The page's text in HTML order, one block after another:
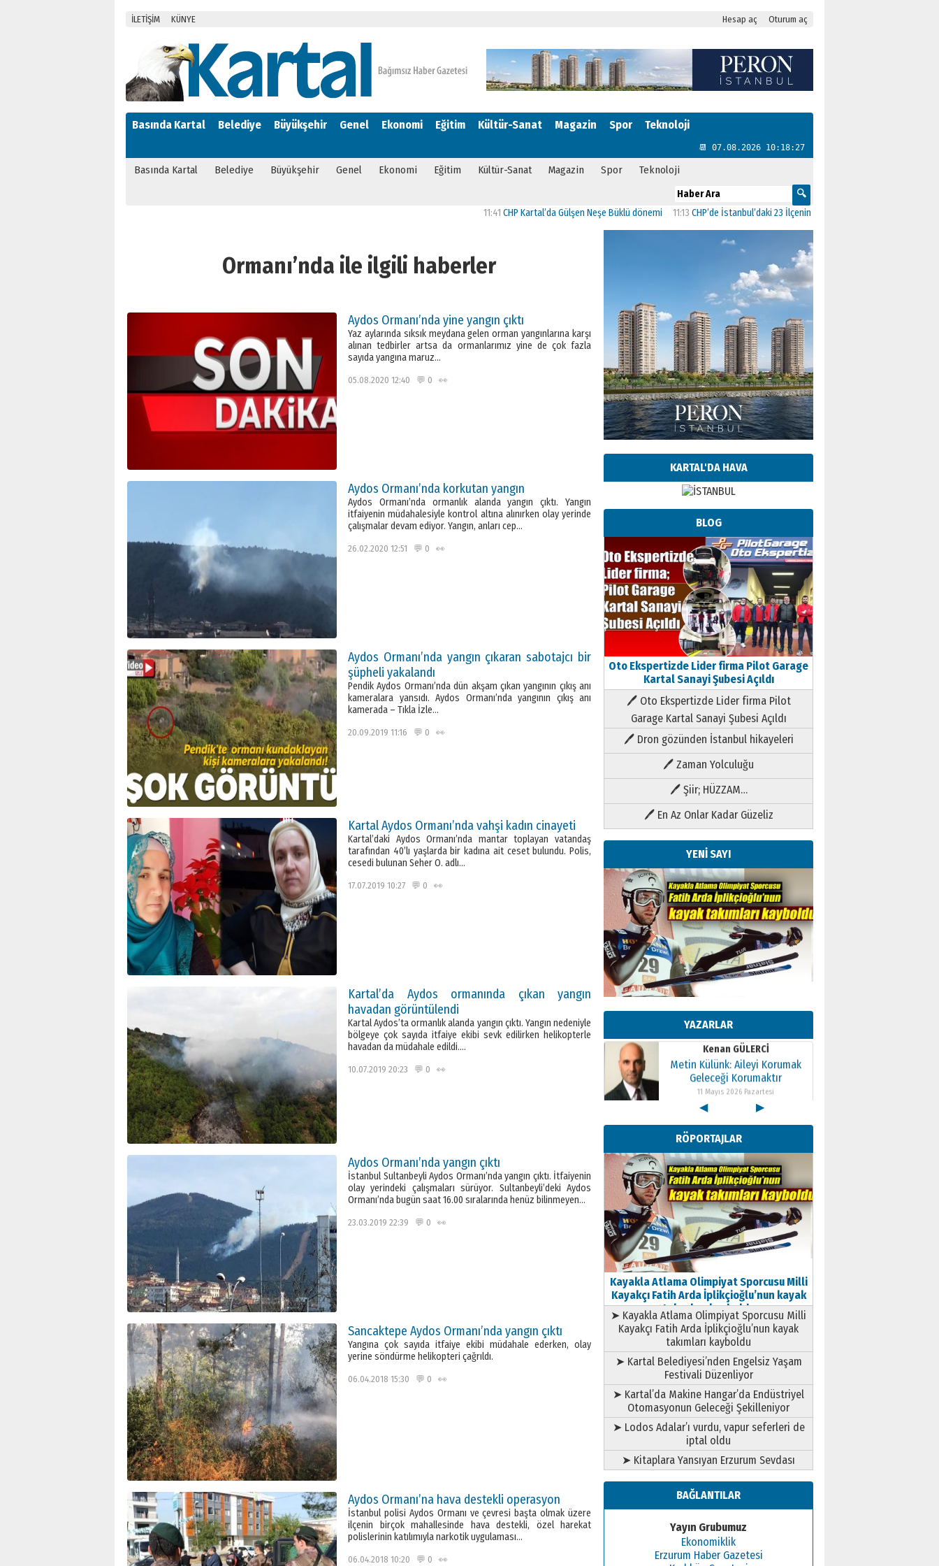
İLETİŞİM KÜNYE Hesap aç Oturum aç
Basında Kartal Belediye Büyükşehir Genel Ekonomi Eğitim Kültür-Sanat Magazin Spor Teknoloji
📆 07.08.2026 10:18:28
Basında Kartal Belediye Büyükşehir Genel Ekonomi Eğitim Kültür-Sanat Magazin Spor Teknoloji
CHP Kartal’da Gülşen Neşe Büklü dönemi 11:13CHP’de İstanbul’daki 23 İlçenin Başkanları Belli Oldu
Ormanı’nda ile ilgili haberler
Aydos Ormanı’nda yine yangın çıktı
Yaz aylarında sıksık meydana gelen orman yangınlarına karşı
alınan tedbirler artsa da ormanlarımız yine de çok fazla
sayıda yangına maruz…
05.08.2020 12:40 💬 0 👀
Aydos Ormanı’nda korkutan yangın
Aydos Ormanı’nda ormanlık alanda yangın çıktı. Yangın
itfaiyenin müdahalesiyle kontrol altına alınırken olay yerinde
çalışmalar devam ediyor. Yangın, anları cep…
26.02.2020 12:51 💬 0 👀
Aydos Ormanı’nda yangın çıkaran sabotajcı bir
şüpheli yakalandı
Pendik Aydos Ormanı’nda dün akşam çıkan yangının çıkış anı
kameralara yansıdı. Aydos Ormanı’nda yangının çıkış anı
kamerada – Tıkla İzle…
20.09.2019 11:16 💬 0 👀
Kartal Aydos Ormanı’nda vahşi kadın cinayeti
Kartal’daki Aydos Ormanı’nda mantar toplayan vatandaş
tarafından 40’lı yaşlarda bir kadına ait ceset bulundu. Polis,
cesedi bulunan Seher O. adlı…
17.07.2019 10:27 💬 0 👀
Kartal’da Aydos ormanında çıkan yangın
havadan görüntülendi
Kartal Aydos’ta ormanlık alanda yangın çıktı. Yangın nedeniyle
bölgeye çok sayıda itfaiye ekibi sevk edilirken helikopterle
havadan da müdahale edildi….
10.07.2019 20:23 💬 0 👀
Aydos Ormanı’nda yangın çıktı
İstanbul Sultanbeyli Aydos Ormanı’nda yangın çıktı. İtfaiyenin
olay yerindeki çalışmaları sürüyor. Sultanbeyli’deki Aydos
Ormanı’nda bugün saat 16.00 sıralarında henüz bilinmeyen…
23.03.2019 22:39 💬 0 👀
Sancaktepe Aydos Ormanı’nda yangın çıktı
Yangına çok sayıda itfaiye ekibi müdahale ederken, olay
yerine söndürme helikopteri çağrıldı.
06.04.2018 15:30 💬 0 👀
Aydos Ormanı’na hava destekli operasyon
İstanbul polisi Aydos Ormanı ve çevresi başta olmak üzere
ilçenin birçok mahallesinde hava destekli, özel harekat
polislerinin katılımıyla narkotik uygulaması…
06.04.2018 10:20 💬 0 👀
KARTAL'DA HAVA
BLOG
Oto Ekspertizde Lider firma Pilot Garage
Kartal Sanayi Şubesi Açıldı
🖊 Oto Ekspertizde Lider firma Pilot
Garage Kartal Sanayi Şubesi Açıldı
🖊 Dron gözünden İstanbul hikayeleri
🖊 Zaman Yolculuğu
🖊 Şiir; HÜZZAM…
🖊 En Az Onlar Kadar Güzeliz
YENİ SAYI
YAZARLAR
Kenan GÜLERCİ
Metin Külünk: Aileyi Korumak
Geleceği Korumaktır
11 Mayıs 2026 Pazartesi
Kenan GÜLERCİ
Metin Külünk: Aileyi Korumak
Geleceği Korumaktır
11 Mayıs 2026 Pazartesi
Kenan GÜLERCİ
Metin Külünk: Aileyi Korumak
Geleceği Korumaktır
11 Mayıs 2026 Pazartesi
◀ ▶
RÖPORTAJLAR
Kayakla Atlama Olimpiyat Sporcusu Milli
Kayakçı Fatih Arda İplikçioğlu’nun kayak
takımları kayboldu
➤ Kayakla Atlama Olimpiyat Sporcusu Milli
Kayakçı Fatih Arda İplikçioğlu’nun kayak
takımları kayboldu
➤ Kartal Belediyesi’nden Engelsiz Yaşam
Festivali Düzenliyor
➤ Kartal’da Makine Hangar’da Endüstriyel
Otomasyonun Geleceği Şekilleniyor
➤ Lodos Adalar’ı vurdu, vapur seferleri de
iptal oldu
➤ Kitaplara Yansıyan Erzurum Sevdası
BAĞLANTILAR
Yayın Grubumuz
Ekonomiklik
Erzurum Haber Gazetesi